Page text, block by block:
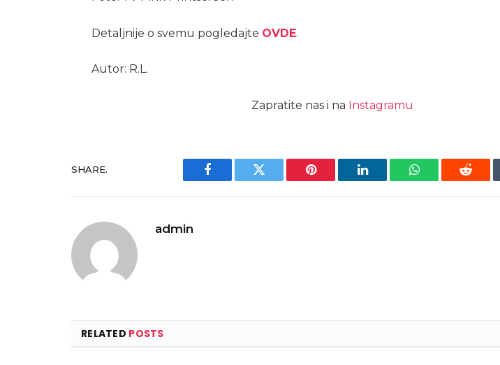
Detaljnije o svemu pogledajte OVDE.
Autor: R.L.
Zapratite nas i na Instagramu
SHARE.
Facebook Twitter Pinterest LinkedIn WhatsAppReddit
admin
RELATED POSTS